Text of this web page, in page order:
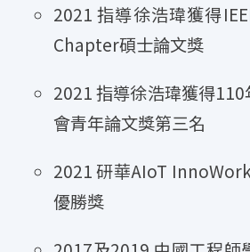
2021 指導徐浩瑋獲得
Chapter碩士論文獎
2021 指導徐浩瑋獲得
會青年論文獎第三名
2021 研華AIoT
優勝獎